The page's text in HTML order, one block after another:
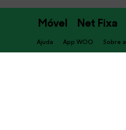
Móvel Net Fixa
Ajuda App WOO Sobre